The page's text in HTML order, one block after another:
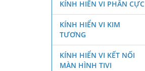
KÍNH HIỂN VI PHÂN CỰC
KÍNH HIỂN VI KIM
TƯƠNG
KÍNH HIỂN VI KẾT NỐI
MÀN HÌNH TIVI